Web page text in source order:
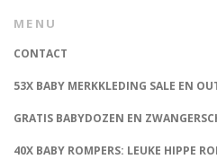
MENU
CONTACT
53X BABY MERKKLEDING SALE EN
GRATIS BABYDOZEN EN
40X BABY ROMPERS: LEUKE HIPPE